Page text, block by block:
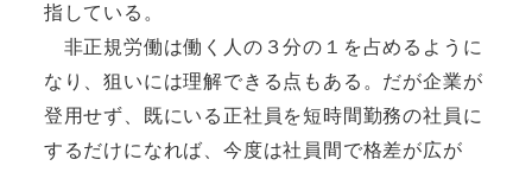
指している。
非正規労働は働く人の３分の１を占めるように
なり、狙いには理解できる点もある。だが企業が
登用せず、既にいる正社員を短時間勤務の社員に
するだけになれば、今度は社員間で格差が広が